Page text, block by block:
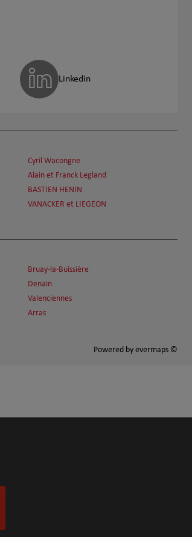
Linkedin
Cyril Wacongne
Alain et Franck Legland
BASTIEN HENIN
VANACKER et LIEGEON
Bruay-la-Buissière
Denain
Valenciennes
Arras
Powered by evermaps ©